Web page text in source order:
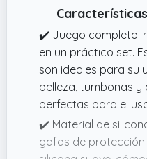
✔️ Juego completo:
en un práctico set.
son ideales para su
belleza, tumbonas y
perfectas para el
✔️ Material de
gafas de